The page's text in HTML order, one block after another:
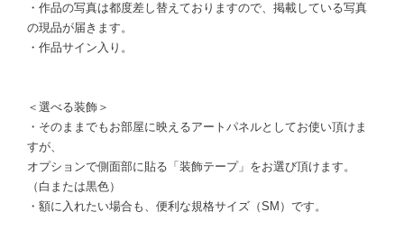
・作品の写真は都度差し替えておりますので、掲載している写真
の現品が届きます。
・作品サイン入り。
＜選べる装飾＞
・そのままでもお部屋に映えるアートパネルとしてお使い頂けま
すが、
オプションで側面部に貼る「装飾テープ」をお選び頂けます。
（白または黒色）
・額に入れたい場合も、便利な規格サイズ（SM）です。